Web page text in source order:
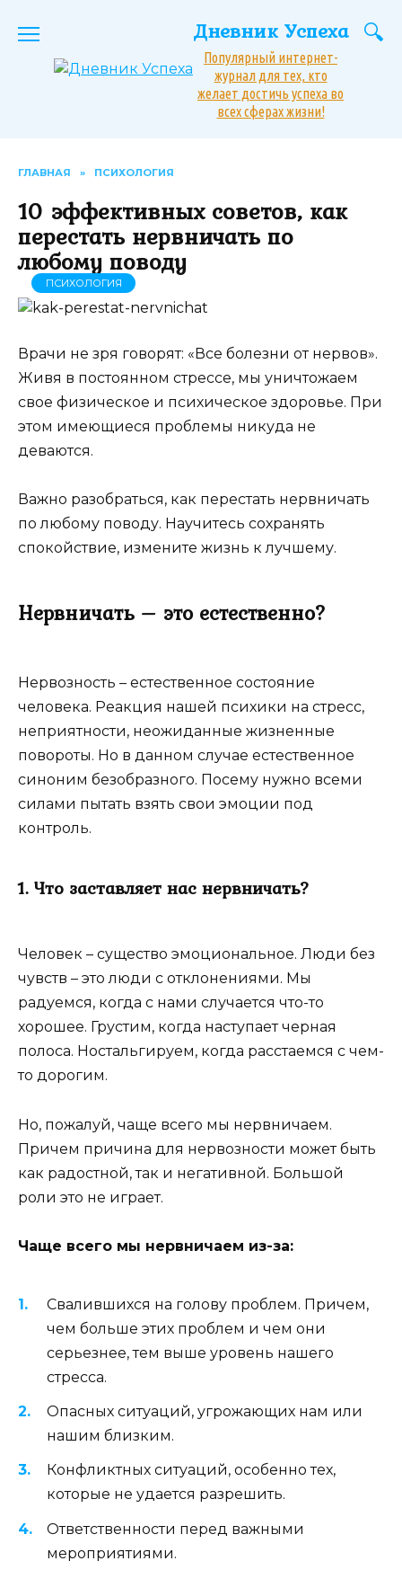
Дневник Успеха
Популярный интернет-
журнал для тех, кто
желает достичь успеха во
всех сферах жизни!
ГЛАВНАЯ » ПСИХОЛОГИЯ
10 эффективных советов, как
перестать нервничать по
любому поводу
ПСИХОЛОГИЯ
Врачи не зря говорят: «Все болезни от нервов».
Живя в постоянном стрессе, мы уничтожаем
свое физическое и психическое здоровье. При
этом имеющиеся проблемы никуда не
деваются.
Важно разобраться, как перестать нервничать
по любому поводу. Научитесь сохранять
спокойствие, измените жизнь к лучшему.
Нервничать – это естественно?
Нервозность – естественное состояние
человека. Реакция нашей психики на стресс,
неприятности, неожиданные жизненные
повороты. Но в данном случае естественное
синоним безобразного. Посему нужно всеми
силами пытать взять свои эмоции под
контроль.
1. Что заставляет нас нервничать?
Человек – существо эмоциональное. Люди без
чувств – это люди с отклонениями. Мы
радуемся, когда с нами случается что-то
хорошее. Грустим, когда наступает черная
полоса. Ностальгируем, когда расстаемся с чем-
то дорогим.
Но, пожалуй, чаще всего мы нервничаем.
Причем причина для нервозности может быть
как радостной, так и негативной. Большой
роли это не играет.
Чаще всего мы нервничаем из-за:
Свалившихся на голову проблем. Причем,
чем больше этих проблем и чем они
серьезнее, тем выше уровень нашего
стресса.
Опасных ситуаций, угрожающих нам или
нашим близким.
Конфликтных ситуаций, особенно тех,
которые не удается разрешить.
Ответственности перед важными
мероприятиями.